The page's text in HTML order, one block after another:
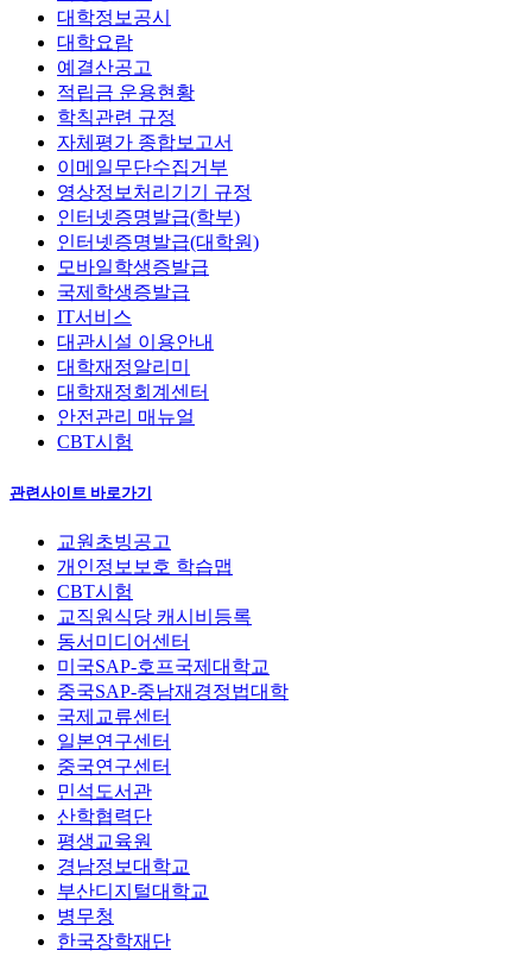
대학정보공시
대학요람
예결산공고
적립금 운용현황
학칙관련 규정
자체평가 종합보고서
이메일무단수집거부
영상정보처리기기 규정
인터넷증명발급(학부)
인터넷증명발급(대학원)
모바일학생증발급
국제학생증발급
IT서비스
대관시설 이용안내
대학재정알리미
대학재정회계센터
안전관리 매뉴얼
CBT시험
관련사이트 바로가기
교원초빙공고
개인정보보호 학습맵
CBT시험
교직원식당 캐시비등록
동서미디어센터
미국SAP-호프국제대학교
중국SAP-중남재경정법대학
국제교류센터
일본연구센터
중국연구센터
민석도서관
산학협력단
평생교육원
경남정보대학교
부산디지털대학교
병무청
한국장학재단